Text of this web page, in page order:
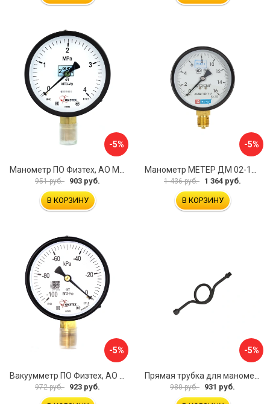
-5%
951 руб. 903 руб.
В КОРЗИНУ
-5%
1 436 руб. 1 364 руб.
В КОРЗИНУ
-5%
972 руб. 923 руб.
-5%
980 руб. 931 руб.